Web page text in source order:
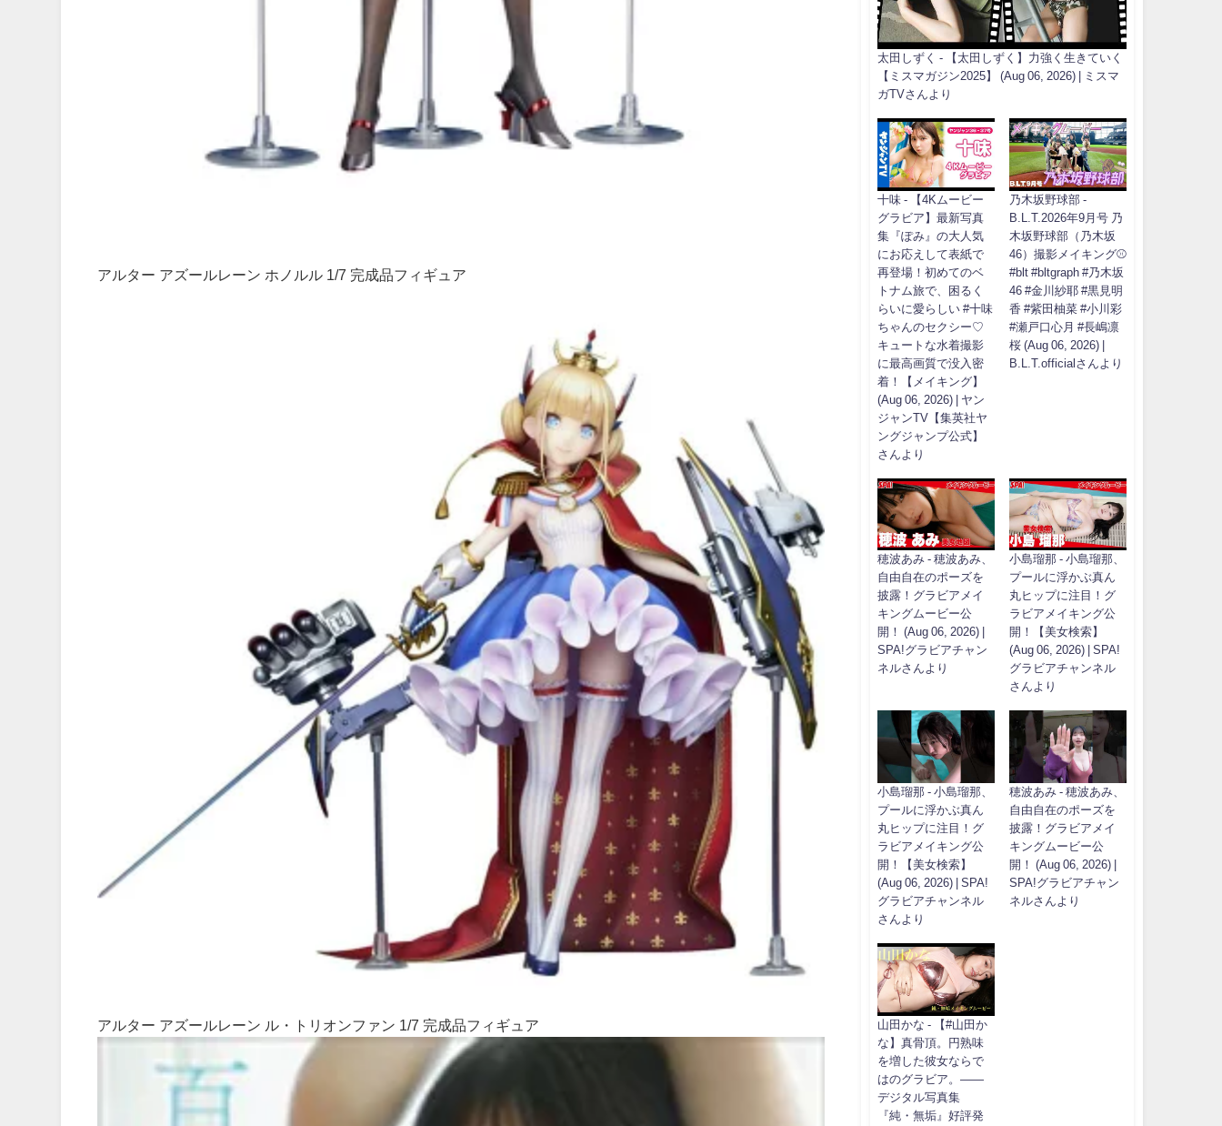
アルター アズールレーン ホノルル 1/7 完成品フィギュア
アルター アズールレーン ル・トリオンファン 1/7 完成品フィギュア
太田しずく - 【太田しずく】力強く生きていく
【ミスマガジン2025】 (Aug 06, 2026) | ミスマ
ガTVさんより
十味 - 【4Kムービー
グラビア】最新写真
集『ぽみ』の大人気
にお応えして表紙で
再登場！初めてのベ
トナム旅で、困るく
らいに愛らしい #十味
ちゃんのセクシー♡
キュートな水着撮影
に最高画質で没入密
着！【メイキング】
(Aug 06, 2026) | ヤン
ジャンTV【集英社ヤ
ングジャンプ公式】
さんより
乃木坂野球部 -
B.L.T.2026年9月号 乃
木坂野球部（乃木坂
46）撮影メイキング⚾️
#blt #bltgraph #乃木坂
46 #金川紗耶 #黒見明
香 #紫田柚菜 #小川彩
#瀬戸口心月 #長嶋凛
桜 (Aug 06, 2026) |
B.L.T.officialさんより
穂波あみ - 穂波あみ、
自由自在のポーズを
披露！グラビアメイ
キングムービー公
開！ (Aug 06, 2026) |
SPA!グラビアチャン
ネルさんより
小島瑠那 - 小島瑠那、
プールに浮かぶ真ん
丸ヒップに注目！グ
ラビアメイキング公
開！【美女検索】
(Aug 06, 2026) | SPA!
グラビアチャンネル
さんより
小島瑠那 - 小島瑠那、
プールに浮かぶ真ん
丸ヒップに注目！グ
ラビアメイキング公
開！【美女検索】
(Aug 06, 2026) | SPA!
グラビアチャンネル
さんより
穂波あみ - 穂波あみ、
自由自在のポーズを
披露！グラビアメイ
キングムービー公
開！ (Aug 06, 2026) |
SPA!グラビアチャン
ネルさんより
山田かな - 【#山田か
な】真骨頂。円熟味
を増した彼女ならで
はのグラビア。――
デジタル写真集
『純・無垢』好評発